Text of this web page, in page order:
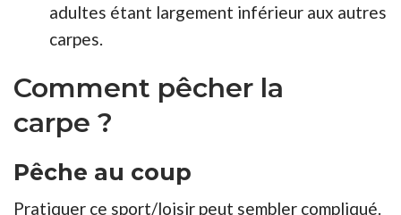
adultes étant largement inférieur aux autres
carpes.
Comment pêcher la
carpe ?
Pêche au coup
Pratiquer ce sport/loisir peut sembler compliqué.